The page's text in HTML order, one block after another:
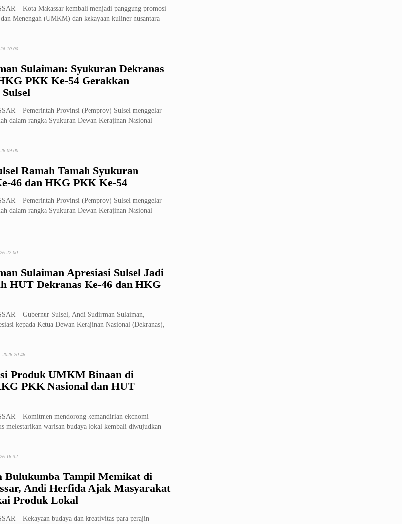
– Kota Makassar kembali menjadi panggung promosi
Menengah (UMKM) dan kekayaan kuliner nusantara
Sulaiman: Syukuran Dekranas
PKK Ke-54 Gerakkan
10:00
– Pemerintah Provinsi (Pemprov) Sulsel menggelar
dalam rangka Syukuran Dewan Kerajinan Nasional
Ramah Tamah Syukuran
46 dan HKG PKK Ke-54
09:00
– Pemerintah Provinsi (Pemprov) Sulsel menggelar
dalam rangka Syukuran Dewan Kerajinan Nasional
Sulaiman Apresiasi Sulsel Jadi
HUT Dekranas Ke-46 dan HKG
22:00
– Gubernur Sulsel, Andi Sudirman Sulaiman,
kepada Ketua Dewan Kerajinan Nasional (Dekranas),
Produk UMKM Binaan di
PKK Nasional dan HUT
2026 20:46
– Komitmen mendorong kemandirian ekonomi
melestarikan warisan budaya lokal kembali diwujudkan
Bulukumba Tampil Memikat di
Andi Herfida Ajak Masyarakat
Produk Lokal
16:32
– Kekayaan budaya dan kreativitas para perajin